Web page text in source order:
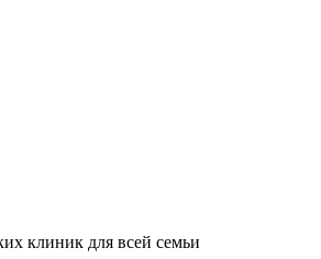
клиник для всей семьи